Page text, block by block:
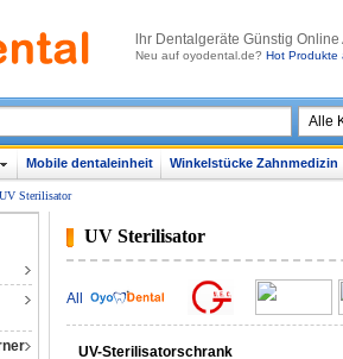
lhr Dentalgeräte Günstig
Neu auf oyodental.de? Hot Produkte
Mobile dentaleinheit Winkelstücke Zahnmedizin
UV Sterilisator
UV Sterilisator
All
UV-Sterilisatorschrank